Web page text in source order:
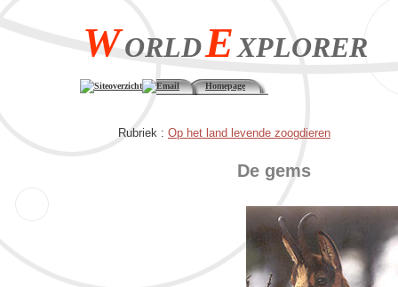
WORLDEXPLORER
Siteoverzicht Email Homepage
Rubriek : Op het land levende zoogdieren
De gems